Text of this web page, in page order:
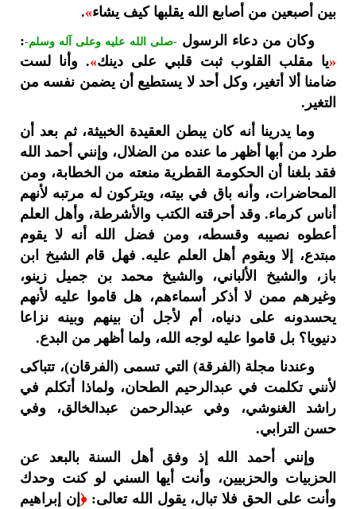
بين أصبعين من أصابع الله يقلبها كيف يشاء»
.
وكان من دعاء الرسول-صلى الله عليه وعلى آله وسلم-:
«يا مقلب القلوب ثبت قلبي على دينك». وأنا لست
ضامنا ألا أتغير، وكل أحد لا يستطيع أن يضمن نفسه من
التغير.
وما يدرينا أنه كان يبطن العقيدة الخبيثة، ثم بعد أن
طرد من أبها أظهر ما عنده من الضلال، وإنني أحمد الله
فقد بلغنا أن الحكومة القطرية منعته من الخطابة، ومن
المحاضرات، وأنه باق في بيته، ويتركون له مرتبه لأنهم
أناس كرماء. وقد أحرقته الكتب والأشرطة، وأهل العلم
أعطوه نصيبه وقسطه، ومن فضل الله أنه لا يقوم
مبتدع، إلا ويقوم أهل العلم عليه. فهل قام الشيخ ابن
باز، والشيخ الألباني، والشيخ محمد بن جميل زينو،
وغيرهم ممن لا أذكر أسماءهم، هل قاموا عليه لأنهم
يحسدونه على دنياه، أم لأجل أن بينهم وبينه نزاعا
دنيويا؟ بل قاموا عليه لوجه الله، ولما أظهر من البدع.
وعندنا مجلة (الفرقة) التي تسمى (الفرقان)، تتباكى
لأنني تكلمت في عبدالرحيم الطحان، ولماذا أتكلم في
راشد الغنوشي، وفي عبدالرحمن عبدالخالق، وفي
حسن الترابي.
وإنني أحمد الله إذ وفق أهل السنة بالبعد عن
الحزبيات والحزبيين، وأنت أيها السني لو كنت وحدك
وأنت على الحق فلا تبال، يقول الله تعالى:﴿ إن إبراهيم